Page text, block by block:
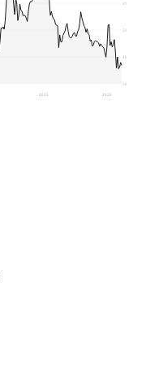
38.761
48.998
59.235
69.471
2025 2026